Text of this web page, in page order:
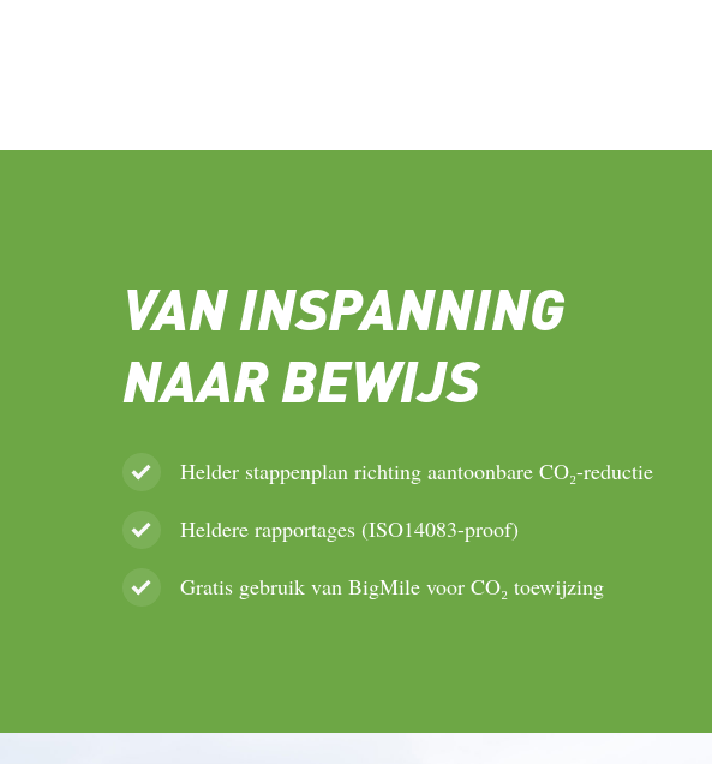
VAN INSPANNING
NAAR BEWIJS
Helder stappenplan richting aantoonbare CO₂-reductie
Heldere rapportages (ISO14083-proof)
Gratis gebruik van BigMile voor CO₂ toewijzing